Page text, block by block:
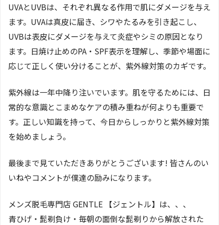
UVAとUVBは、それぞれ異なる作用で肌にダメージを与え
ます。UVAは真皮に届き、シワやたるみを引き起こし、
UVBは表皮にダメージを与えて炎症やシミの原因となり
ます。日焼け止めのPA・SPF表示を理解し、季節や場面に
応じて正しく使い分けることが、紫外線対策のカギです。
紫外線は一年中降り注いでいます。肌を守るためには、日
常的な意識とこまめなケアの積み重ねが何よりも重要で
す。正しい知識を持って、今日からしっかりと紫外線対策
を始めましょう。
最後まで見ていただきありがとうございます! 皆さんのい
いねやコメントが僕達の励みになります。
メンズ脱毛専門店 GENTLE 【ジェントル】は、、、
青ひげ・髭剃負け・毎朝の面倒な髭剃りから解放された